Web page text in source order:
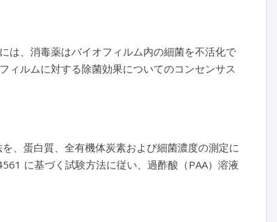
は、消毒薬はバイオフィルム内の細菌を不活化で
ィルムに対する除菌効果についてのコンセンサス
、蛋白質、全有機体炭素および細菌濃度の測定に
に基づく試験方法に従い、過酢酸（PAA）溶液